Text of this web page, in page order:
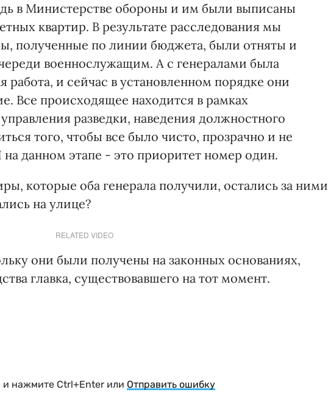
в Министерстве обороны и им были выписаны
квартир. В результате расследования мы
полученные по линии бюджета, были отняты и
военнослужащим. А с генералами была
работа, и сейчас в установленном порядке они
Все происходящее находится в рамках
разведки, наведения должностного
того, чтобы все было чисто, прозрачно и не
на данном этапе - это приоритет номер один.
которые оба генерала получили, остались за ними
на улице?
RELATED VIDEO
они были получены на законных основаниях,
главка, существовавшего на тот момент.
нажмите Ctrl+Enter или Отправить ошибку